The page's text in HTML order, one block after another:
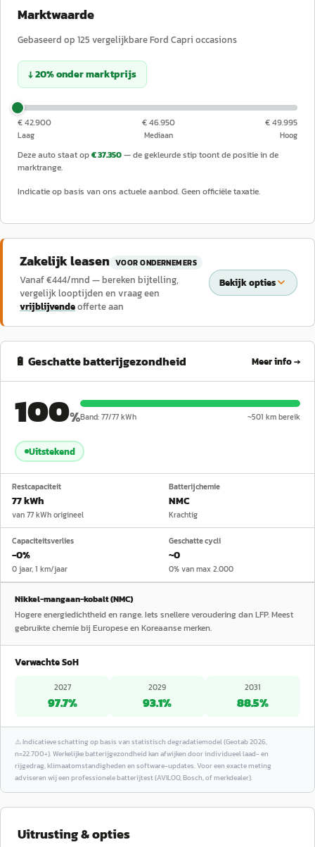
Marktwaarde
Gebaseerd op 125 vergelijkbareFord Capri occasions
↓20%ondermarktprijs
€ 42.900
Laag
€ 46.950
Mediaan
€ 49.995
Hoog
Deze auto staat op€ 37.350— de gekleurde stip toont de positie in de
marktrange.
Indicatie op basis van ons actuele aanbod. Geen officiële taxatie.
Zakelijk leasen VOOR ONDERNEMERS
Vanaf €444/mnd — bereken bijtelling,
vergelijk looptijden en vraag een
vrijblijvendeofferte aan
Bekijk opties
🔋 Geschatte batterijgezondheid Meer info →
100%Band:77/77kWh ~501 km bereik
Uitstekend
Restcapaciteit
77 kWh
van 77 kWh origineel
Batterijchemie
NMC
Krachtig
Capaciteitsverlies
−0%
0 jaar, 1 km/jaar
Geschatte cycli
~0
0% van max 2.000
Nikkel-mangaan-kobalt (NMC)
Hogere energiedichtheid en range. Iets snellere veroudering dan LFP. Meest
gebruikte chemie bij Europese en Koreaanse merken.
Verwachte SoH
2027
97.7%
2029
93.1%
2031
88.5%
⚠️Indicatieve schatting op basis van statistisch degradatiemodel (Geotab 2026,
n=22.700+). Werkelijke batterijgezondheid kan afwijken door individueel laad- en
rijgedrag, klimaatomstandigheden en software-updates. Voor een exacte meting
adviseren wij een professionele batterijtest (AVILOO, Bosch, of merkdealer).
Uitrusting & opties